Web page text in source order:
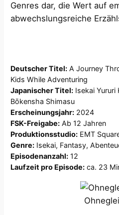
Genres dar, die Wert auf
abwechslungsreiche
Deutscher Titel: A Journey
Kids While Adventuring​
Japanischer Titel: Isekai Yururi
Bōkensha Shimasu
Erscheinungsjahr: 2024​
FSK-Freigabe: Ab 12 Jahren
Produktionsstudio: EMT
Genre: Isekai, Fantasy,
Episodenanzahl: 12​
Laufzeit pro Episode: ca. 23